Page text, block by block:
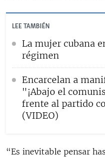
LEE TAMBIÉN
La mujer cubana
régimen
Encarcelan a
"¡Abajo el
frente al partido
(VIDEO)
“Es inevitable pensar